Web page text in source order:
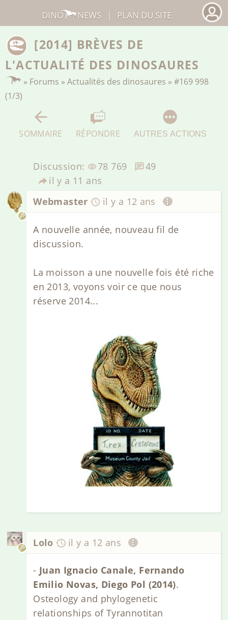
[2014] BRÈVES DE
L'ACTUALITÉ DES DINOSAURES
» Forums »Actualités des dinosaures »#169 998
(1/3)
SOMMAIRE RÉPONDRE AUTRES ACTIONS
Discussion: 78 769
49
il y a 11 ans
Webmaster
il y a 12 ans
A nouvelle année, nouveau fil de
discussion.
La moisson a une nouvelle fois été riche
en 2013, voyons voir ce que nous
réserve 2014...
Lolo il y a 12 ans
- Juan Ignacio Canale, Fernando
Emilio Novas, Diego Pol (2014).
Osteology and phylogenetic
relationships of Tyrannotitan
DINO NEWS | PLAN DU SITE